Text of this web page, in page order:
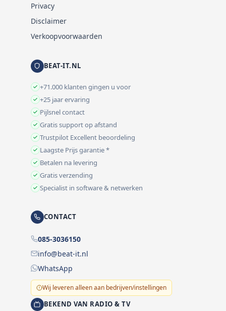
Privacy
Disclaimer
Verkoopvoorwaarden
BEAT-IT.NL
+71.000 klanten gingen u voor
+25 jaar ervaring
Pijlsnel contact
Gratis support op afstand
Trustpilot Excellent beoordeling
Laagste Prijs garantie *
Betalen na levering
Gratis verzending
Specialist in software & netwerken
CONTACT
085-3036150
info@beat-it.nl
WhatsApp
Wij leveren alleen aan bedrijven/instellingen
BEKEND VAN RADIO & TV